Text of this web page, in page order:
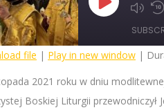
Play
Episode Mute/
FEED
file | Play in new window |
2021 roku w dniu
Boskiej Liturgii przewodniczył